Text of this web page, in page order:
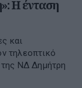
Η ένταση
και
τηλεοπτικό
ΝΔ Δημήτρη